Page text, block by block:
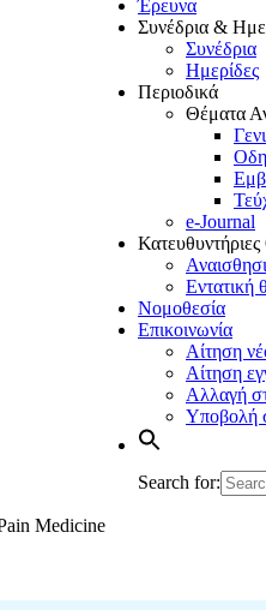
Έρευνα
Συνέδρια &
Συνέδρια
Ημερίδες
Περιοδικά
Θέματα
e-Journal
Κατευθυντήριες
Εντατική
Νομοθεσία
Επικοινωνία
Αίτηση
Αίτηση
Αλλαγή
Υποβολή
Search for:
Medicine